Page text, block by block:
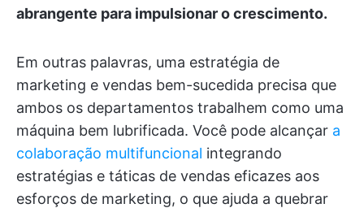
abrangente para impulsionar o crescimento.
Em outras palavras, uma estratégia de
marketing e vendas bem-sucedida precisa que
ambos os departamentos trabalhem como uma
máquina bem lubrificada. Você pode alcançar a
colaboração multifuncional integrando
estratégias e táticas de vendas eficazes aos
esforços de marketing, o que ajuda a quebrar